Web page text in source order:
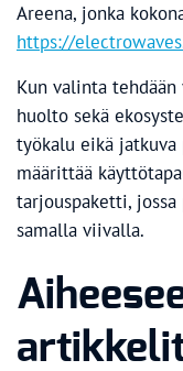
Areena, jonka
https://
Kun valinta
huolto sekä
työkalu eikä jatkuva
määrittää
tarjouspaketti,
samalla viivalla.